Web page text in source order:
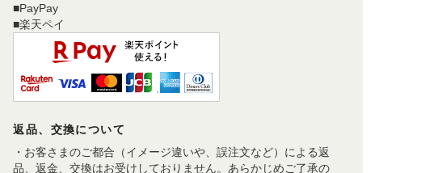
■PayPay
■楽天ペイ
返品、交換について
・お客さまのご都合（イメージ違いや、誤注文など）による返
品、返金、交換はお受けしておりません。あらかじめご了承の